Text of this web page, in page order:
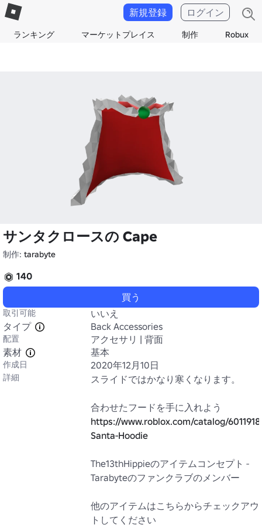
ランキング マーケットプレイス 制作 Robux
新規登録 ログイン
サンタクロースの Cape
制作: tarabyte
140
買う
取引可能
いいえ
タイプ
Back Accessories
配置
アクセサリ | 背面
素材
基本
作成日 2020年12月10日
詳細 スライドではかなり寒くなります。
https://www.roblox.com/catalog/
Santa-Hoodie
The13thHippieのアイテムコンセプト -
Tarabyteのファンクラブのメンバー
他のアイテムはこちらからチェックアウ